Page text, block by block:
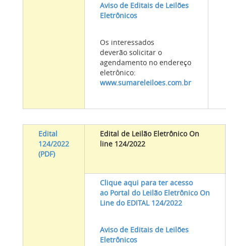
Aviso de Editais de Leilões
Eletrônicos
Os interessados
deverão solicitar o
agendamento no endereço
eletrônico:
www.sumareleiloes.com.br
Edital
124/2022
(PDF)
Edital de Leilão Eletrônico On
line 124/2022
Clique aqui para ter acesso
ao Portal do Leilão Eletrônico On
Line do EDITAL 124/2022
Aviso de Editais de Leilões
Eletrônicos